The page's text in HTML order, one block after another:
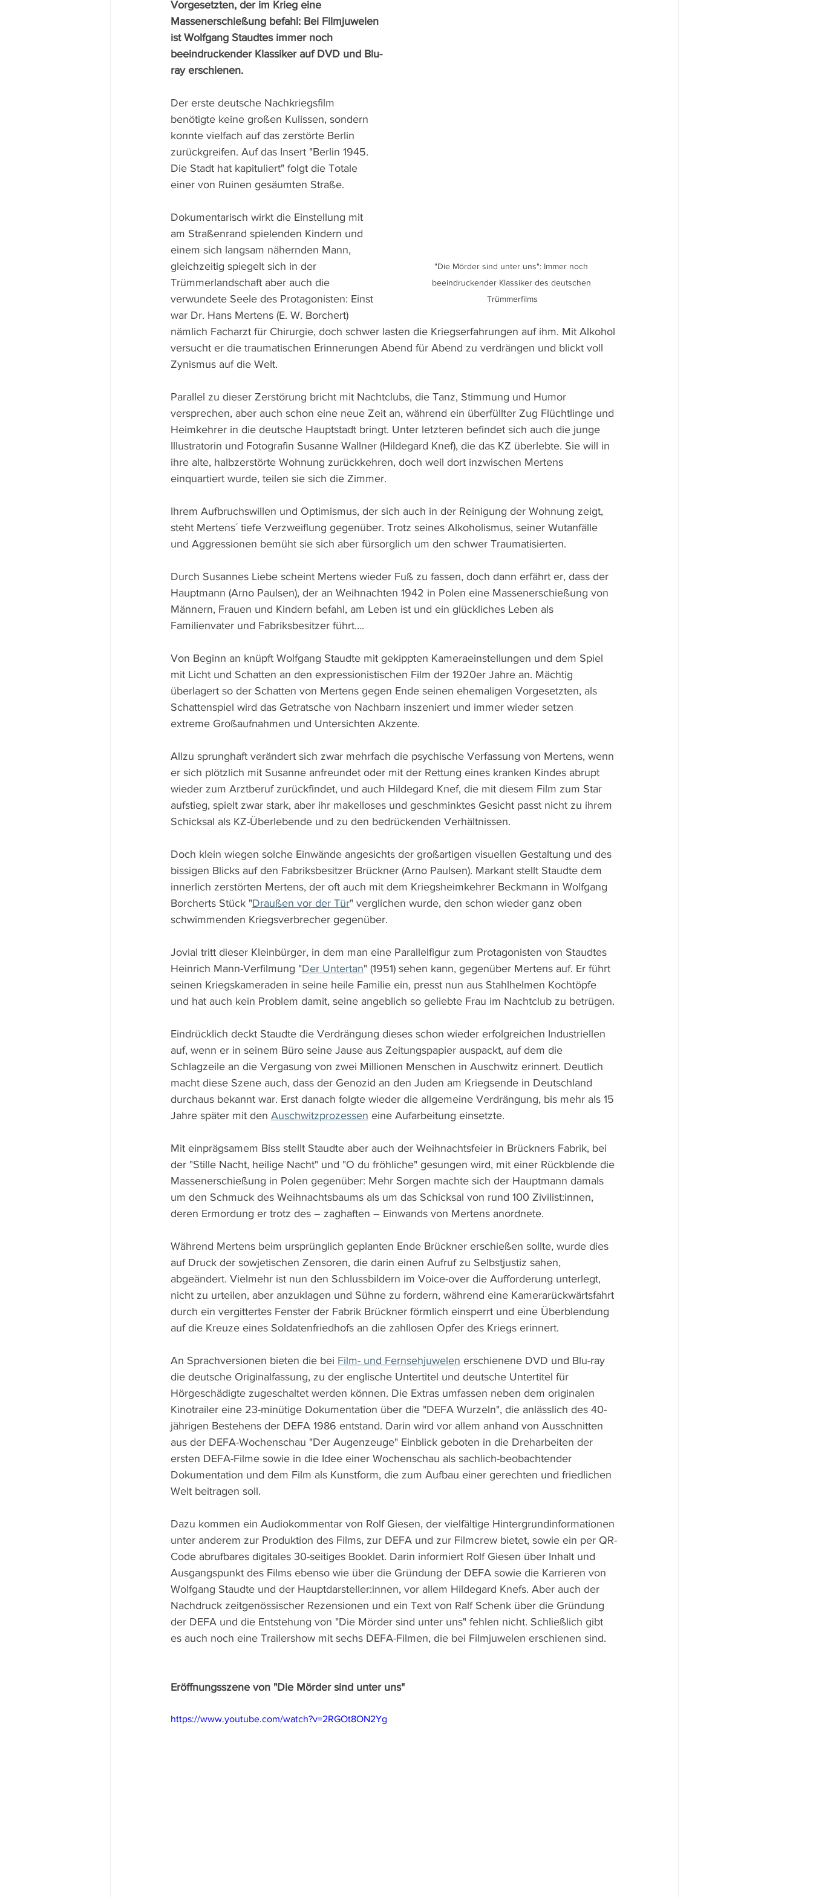
"Die Mörder sind unter uns": Immer noch
beeindruckender Klassiker des deutschen
Trümmerfilms
Vorgesetzten, der im Krieg eine
Massenerschießung befahl: Bei Filmjuwelen
ist Wolfgang Staudtes immer noch
beeindruckender Klassiker auf DVD und Blu-
ray erschienen.
Der erste deutsche Nachkriegsfilm
benötigte keine großen Kulissen, sondern
konnte vielfach auf das zerstörte Berlin
zurückgreifen. Auf das Insert "Berlin 1945.
Die Stadt hat kapituliert" folgt die Totale
einer von Ruinen gesäumten Straße.
Dokumentarisch wirkt die Einstellung mit
am Straßenrand spielenden Kindern und
einem sich langsam nähernden Mann,
gleichzeitig spiegelt sich in der
Trümmerlandschaft aber auch die
verwundete Seele des Protagonisten: Einst
war Dr. Hans Mertens (E. W. Borchert)
nämlich Facharzt für Chirurgie, doch schwer lasten die Kriegserfahrungen auf ihm. Mit Alkohol
versucht er die traumatischen Erinnerungen Abend für Abend zu verdrängen und blickt voll
Zynismus auf die Welt.
Parallel zu dieser Zerstörung bricht mit Nachtclubs, die Tanz, Stimmung und Humor
versprechen, aber auch schon eine neue Zeit an, während ein überfüllter Zug Flüchtlinge und
Heimkehrer in die deutsche Hauptstadt bringt. Unter letzteren befindet sich auch die junge
Illustratorin und Fotografin Susanne Wallner (Hildegard Knef), die das KZ überlebte. Sie will in
ihre alte, halbzerstörte Wohnung zurückkehren, doch weil dort inzwischen Mertens
einquartiert wurde, teilen sie sich die Zimmer.
Ihrem Aufbruchswillen und Optimismus, der sich auch in der Reinigung der Wohnung zeigt,
steht Mertens´ tiefe Verzweiflung gegenüber. Trotz seines Alkoholismus, seiner Wutanfälle
und Aggressionen bemüht sie sich aber fürsorglich um den schwer Traumatisierten.
Durch Susannes Liebe scheint Mertens wieder Fuß zu fassen, doch dann erfährt er, dass der
Hauptmann (Arno Paulsen), der an Weihnachten 1942 in Polen eine Massenerschießung von
Männern, Frauen und Kindern befahl, am Leben ist und ein glückliches Leben als
Familienvater und Fabriksbesitzer führt….
Von Beginn an knüpft Wolfgang Staudte mit gekippten Kameraeinstellungen und dem Spiel
mit Licht und Schatten an den expressionistischen Film der 1920er Jahre an. Mächtig
überlagert so der Schatten von Mertens gegen Ende seinen ehemaligen Vorgesetzten, als
Schattenspiel wird das Getratsche von Nachbarn inszeniert und immer wieder setzen
extreme Großaufnahmen und Untersichten Akzente.
Allzu sprunghaft verändert sich zwar mehrfach die psychische Verfassung von Mertens, wenn
er sich plötzlich mit Susanne anfreundet oder mit der Rettung eines kranken Kindes abrupt
wieder zum Arztberuf zurückfindet, und auch Hildegard Knef, die mit diesem Film zum Star
aufstieg, spielt zwar stark, aber ihr makelloses und geschminktes Gesicht passt nicht zu ihrem
Schicksal als KZ-Überlebende und zu den bedrückenden Verhältnissen.
Doch klein wiegen solche Einwände angesichts der großartigen visuellen Gestaltung und des
bissigen Blicks auf den Fabriksbesitzer Brückner (Arno Paulsen). Markant stellt Staudte dem
innerlich zerstörten Mertens, der oft auch mit dem Kriegsheimkehrer Beckmann in Wolfgang
Borcherts Stück "Draußen vor der Tür" verglichen wurde, den schon wieder ganz oben
schwimmenden Kriegsverbrecher gegenüber.
Jovial tritt dieser Kleinbürger, in dem man eine Parallelfigur zum Protagonisten von Staudtes
Heinrich Mann-Verfilmung "Der Untertan" (1951) sehen kann, gegenüber Mertens auf. Er führt
seinen Kriegskameraden in seine heile Familie ein, presst nun aus Stahlhelmen Kochtöpfe
und hat auch kein Problem damit, seine angeblich so geliebte Frau im Nachtclub zu betrügen.
Eindrücklich deckt Staudte die Verdrängung dieses schon wieder erfolgreichen Industriellen
auf, wenn er in seinem Büro seine Jause aus Zeitungspapier auspackt, auf dem die
Schlagzeile an die Vergasung von zwei Millionen Menschen in Auschwitz erinnert. Deutlich
macht diese Szene auch, dass der Genozid an den Juden am Kriegsende in Deutschland
durchaus bekannt war. Erst danach folgte wieder die allgemeine Verdrängung, bis mehr als 15
Jahre später mit den Auschwitzprozessen eine Aufarbeitung einsetzte.
Mit einprägsamem Biss stellt Staudte aber auch der Weihnachtsfeier in Brückners Fabrik, bei
der "Stille Nacht, heilige Nacht" und "O du fröhliche" gesungen wird, mit einer Rückblende die
Massenerschießung in Polen gegenüber: Mehr Sorgen machte sich der Hauptmann damals
um den Schmuck des Weihnachtsbaums als um das Schicksal von rund 100 Zivilist:innen,
deren Ermordung er trotz des – zaghaften – Einwands von Mertens anordnete.
Während Mertens beim ursprünglich geplanten Ende Brückner erschießen sollte, wurde dies
auf Druck der sowjetischen Zensoren, die darin einen Aufruf zu Selbstjustiz sahen,
abgeändert. Vielmehr ist nun den Schlussbildern im Voice-over die Aufforderung unterlegt,
nicht zu urteilen, aber anzuklagen und Sühne zu fordern, während eine Kamerarückwärtsfahrt
durch ein vergittertes Fenster der Fabrik Brückner förmlich einsperrt und eine Überblendung
auf die Kreuze eines Soldatenfriedhofs an die zahllosen Opfer des Kriegs erinnert.
An Sprachversionen bieten die bei Film- und Fernsehjuwelen erschienene DVD und Blu-ray
die deutsche Originalfassung, zu der englische Untertitel und deutsche Untertitel für
Hörgeschädigte zugeschaltet werden können. Die Extras umfassen neben dem originalen
Kinotrailer eine 23-minütige Dokumentation über die "DEFA Wurzeln", die anlässlich des 40-
jährigen Bestehens der DEFA 1986 entstand. Darin wird vor allem anhand von Ausschnitten
aus der DEFA-Wochenschau "Der Augenzeuge" Einblick geboten in die Dreharbeiten der
ersten DEFA-Filme sowie in die Idee einer Wochenschau als sachlich-beobachtender
Dokumentation und dem Film als Kunstform, die zum Aufbau einer gerechten und friedlichen
Welt beitragen soll.
Dazu kommen ein Audiokommentar von Rolf Giesen, der vielfältige Hintergrundinformationen
unter anderem zur Produktion des Films, zur DEFA und zur Filmcrew bietet, sowie ein per QR-
Code abrufbares digitales 30-seitiges Booklet. Darin informiert Rolf Giesen über Inhalt und
Ausgangspunkt des Films ebenso wie über die Gründung der DEFA sowie die Karrieren von
Wolfgang Staudte und der Hauptdarsteller:innen, vor allem Hildegard Knefs. Aber auch der
Nachdruck zeitgenössischer Rezensionen und ein Text von Ralf Schenk über die Gründung
der DEFA und die Entstehung von "Die Mörder sind unter uns" fehlen nicht. Schließlich gibt
es auch noch eine Trailershow mit sechs DEFA-Filmen, die bei Filmjuwelen erschienen sind.
Eröffnungsszene von "Die Mörder sind unter uns"
https://www.youtube.com/watch?v=2RGOt8ON2Yg